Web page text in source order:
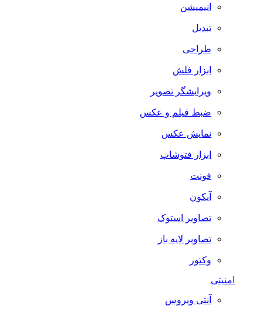
انیمیشن
تبدیل
طراحی
ابزار فلش
ویرایشگر تصویر
ضبط فيلم و عكس
نمایش عکس
ابزار فتوشاپ
فونت
آیکون
تصاویر استوک
تصاویر لایه باز
وکتور
امنیتی
آنتی ویروس